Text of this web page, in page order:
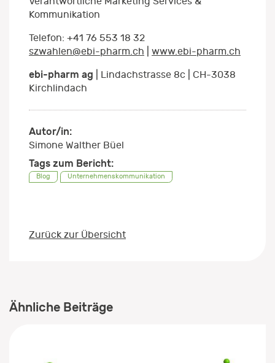
Kommunikation
Telefon: +41 76 553 18 32
szwahlen@ebi-pharm.ch
www.ebi-pharm.ch
ebi-pharm ag | Lindachstrasse 8c | CH-3038
Kirchlindach
Autor/in:
Simone Walther Büel
Tags zum Bericht:
Blog Unternehmenskommunikation
Zurück zur Übersicht
Ähnliche Beiträge